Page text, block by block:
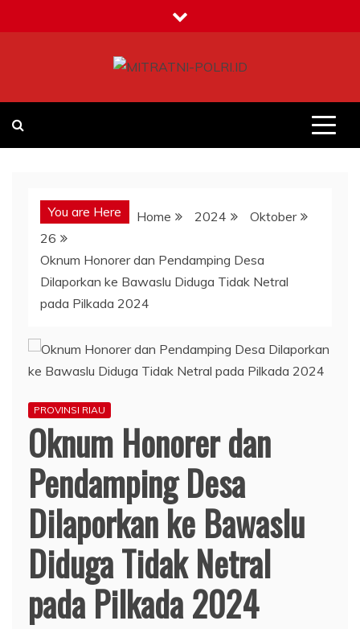
to
You are Here Home 2024
Oktober
26
Oknum Honorer dan Pendamping Desa
Dilaporkan ke Bawaslu Diduga Tidak Netral
pada Pilkada 2024
PROVINSI RIAU
Oknum Honorer dan
Pendamping Desa
Dilaporkan ke Bawaslu
Diduga Tidak Netral
pada Pilkada 2024